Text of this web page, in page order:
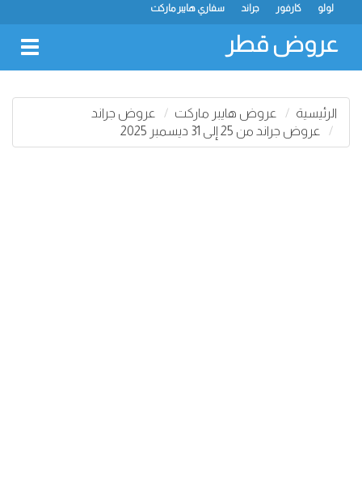
سفاري هايبر ماركت جراند كارفور لولو
عروض قطر
الرئيسية عروض هايبر ماركت
عروض جراند
عروض جراند من 25 إلى 31 ديسمبر 2025